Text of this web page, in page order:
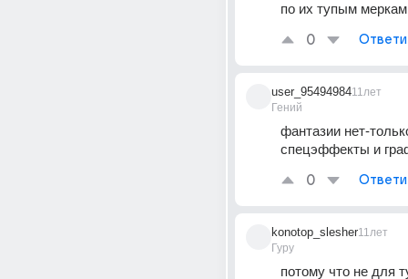
по их тупым
0
user_95494984
Гений
11лет
фантазии нет-
спецэффекты и
0
konotop_slesher
Гуру
11лет
потому что не для